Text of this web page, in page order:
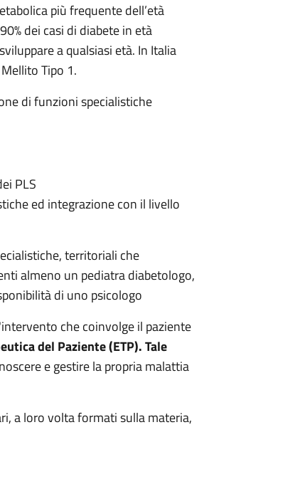
più frequente dell’età
dei casi di diabete in età
a qualsiasi età. In Italia
Tipo 1.
di funzioni specialistiche
PLS
ed integrazione con il livello
territoriali che
almeno un pediatra diabetologo,
di uno psicologo
che coinvolge il paziente
del Paziente (ETP). Tale
e gestire la propria malattia
a loro volta formati sulla materia,